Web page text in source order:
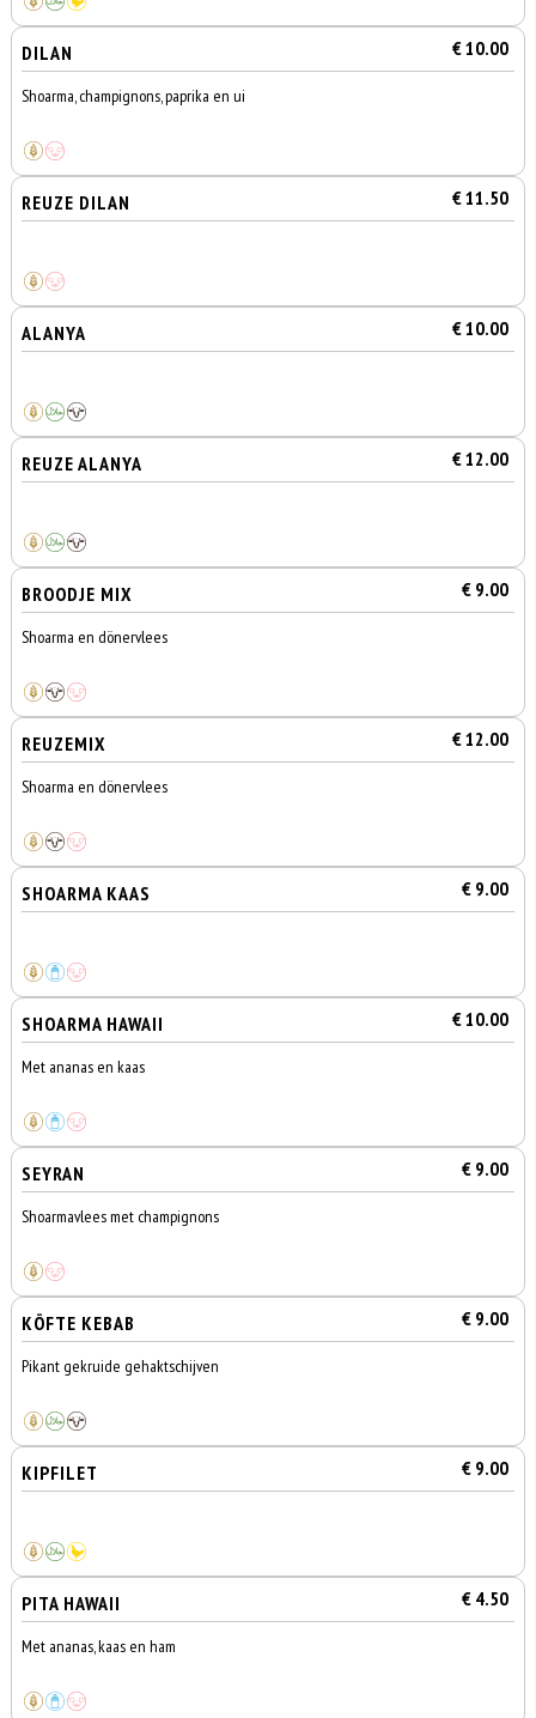
DILAN € 10.00
Shoarma, champignons, paprika en ui
REUZE DILAN € 11.50
ALANYA € 10.00
REUZE ALANYA € 12.00
BROODJE MIX € 9.00
Shoarma en dönervlees
REUZEMIX € 12.00
Shoarma en dönervlees
SHOARMA KAAS € 9.00
SHOARMA HAWAII € 10.00
Met ananas en kaas
SEYRAN € 9.00
Shoarmavlees met champignons
KÖFTE KEBAB € 9.00
Pikant gekruide gehaktschijven
KIPFILET € 9.00
PITA HAWAII € 4.50
Met ananas, kaas en ham